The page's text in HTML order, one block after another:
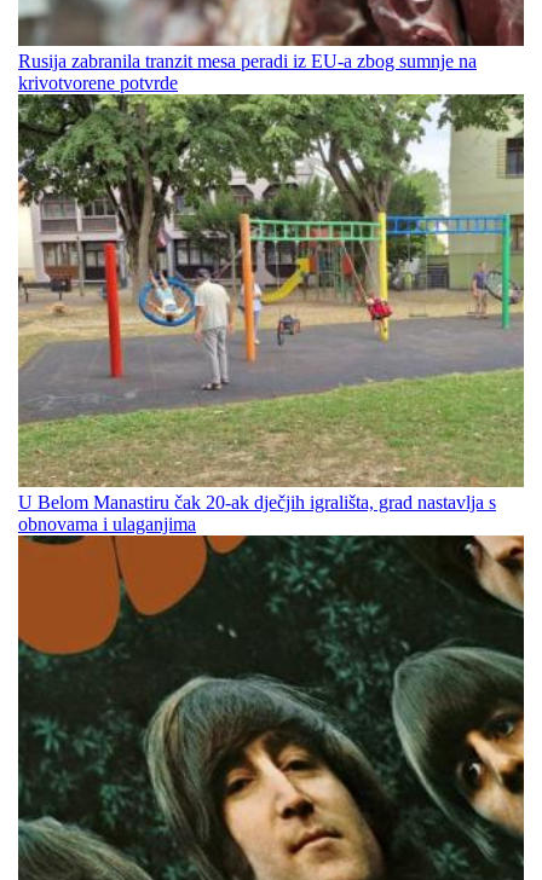
Rusija zabranila tranzit mesa peradi iz EU-a zbog sumnje na
krivotvorene potvrde
U Belom Manastiru čak 20-ak dječjih igrališta, grad nastavlja s
obnovama i ulaganjima